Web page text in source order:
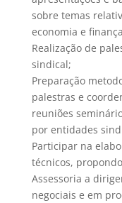
sobre temas
economia e
Realização de
sindical;
Preparação
palestras e
reuniões
por entidades
Participar na
técnicos,
Assessoria a
negociais e em